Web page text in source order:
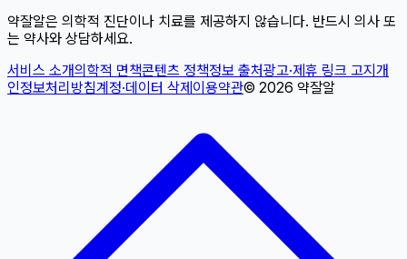
약잘알은 의학적 진단이나 치료를 제공하지 않습니다. 반드시 의사 또
는 약사와 상담하세요.
서비스 소개의학적 면책콘텐츠 정책정보 출처광고·제휴 링크 고지 개
인정보처리방침계정·데이터 삭제 이용약관© 2026 약잘알